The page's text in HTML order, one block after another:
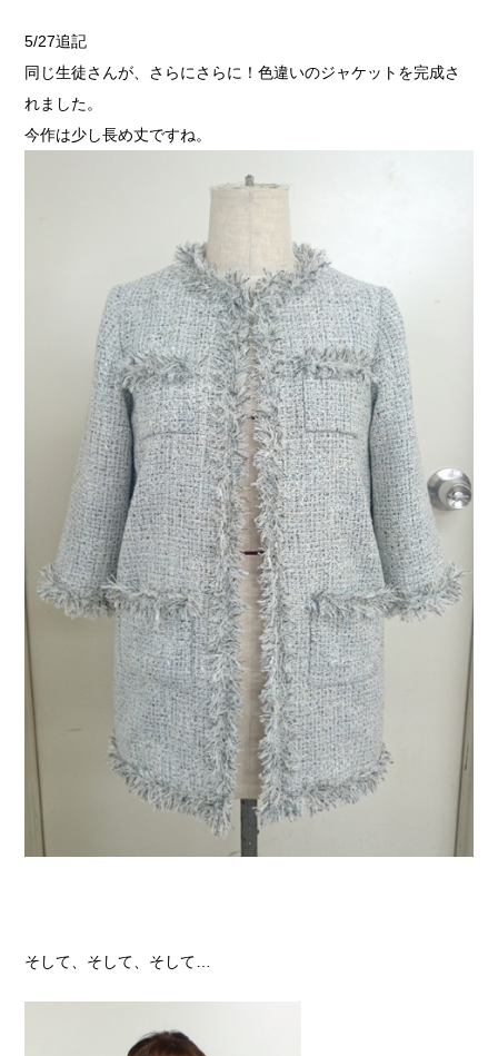
5/27追記
同じ生徒さんが、さらにさらに！色違いのジャケットを完成さ
れました。
今作は少し長め丈ですね。
そして、そして、そして…